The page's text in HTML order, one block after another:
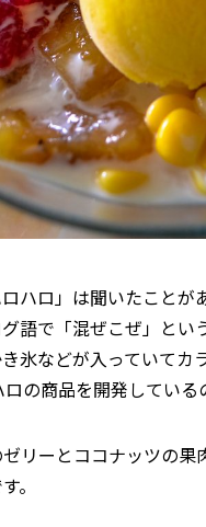
ハロ」は聞いたこと
語で「混ぜこぜ」と
氷などが入っていて
の商品を開発している
リーとココナッツの
。